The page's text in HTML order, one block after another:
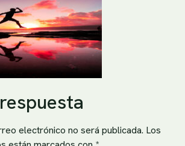
electrónico no será publicada. Los